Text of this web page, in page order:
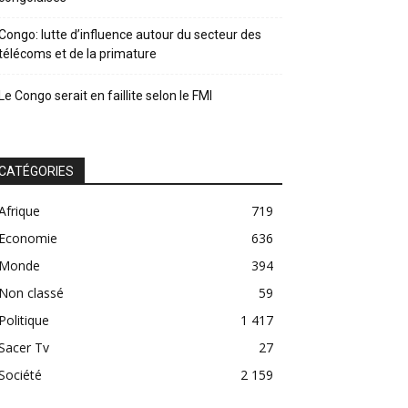
lutte d’influence autour du secteur des
et de la primature
Congo serait en faillite selon le FMI
719
636
394
classé
59
1 417
Tv
27
2 159